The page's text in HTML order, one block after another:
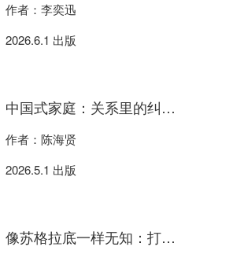
作者：李奕迅
2026.6.1 出版
中国式家庭：关系里的纠缠和解脱
作者：陈海贤
2026.5.1 出版
像苏格拉底一样无知：打不倒的活法